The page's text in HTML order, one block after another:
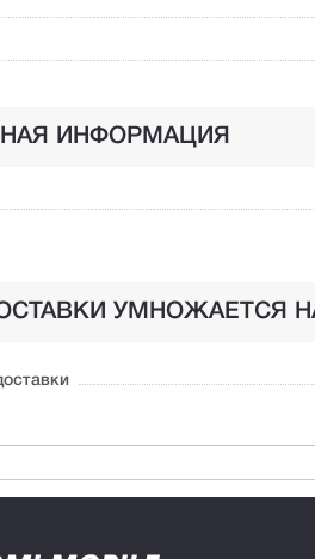
ИНФОРМАЦИЯ
УМНОЖАЕТСЯ